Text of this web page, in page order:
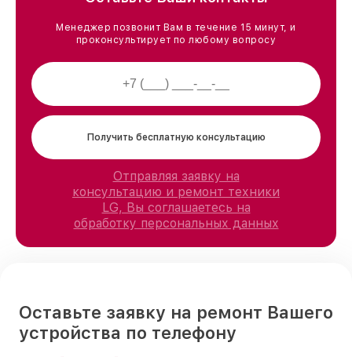
Менеджер позвонит Вам в течение 15 минут, и
проконсультирует по любому вопросу
Получить бесплатную консультацию
Отправляя заявку на
консультацию и ремонт техники
LG, Вы соглашаетесь на
обработку персональных данных
Оставьте заявку на ремонт Вашего
устройства по телефону